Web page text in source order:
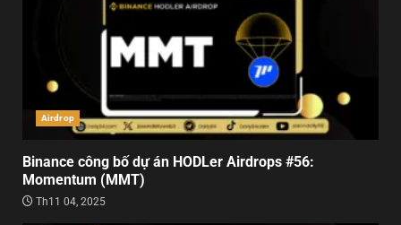
Airdrop
Binance công bố dự án HODLer Airdrops #56:
Momentum (MMT)
Th11 04, 2025